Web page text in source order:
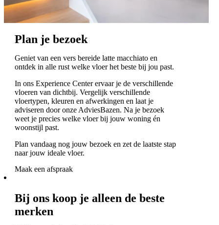
Plan je bezoek
Geniet van een vers bereide latte macchiato en
ontdek in alle rust welke vloer het beste bij jou past.
In ons Experience Center ervaar je de verschillende
vloeren van dichtbij. Vergelijk verschillende
vloertypen, kleuren en afwerkingen en laat je
adviseren door onze AdviesBazen. Na je bezoek
weet je precies welke vloer bij jouw woning én
woonstijl past.
Plan vandaag nog jouw bezoek en zet de laatste stap
naar jouw ideale vloer.
Maak een afspraak
Bij ons koop je alleen de beste
merken